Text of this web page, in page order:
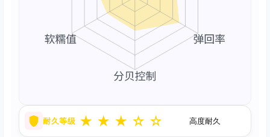
耐久等级 ★ ★ ★ ☆ ☆ 高度耐久